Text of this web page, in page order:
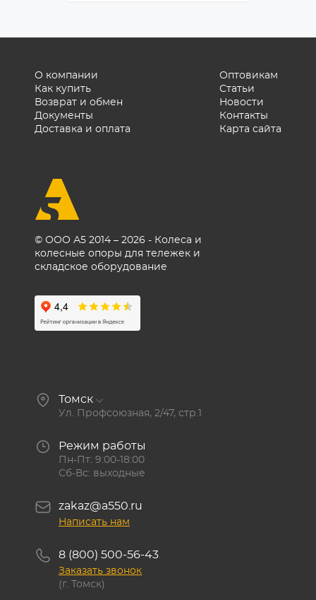
© ООО А5 2014 – 2026 - Колеса и
колесные опоры для тележек и
складское оборудование
О компании
Как купить
Возврат и обмен
Документы
Доставка и оплата
Оптовикам
Статьи
Новости
Контакты
Карта сайта
Томск
Ул. Профсоюзная, 2/47, стр.1
Режим работы
Пн-Пт: 9:00-18:00
Сб-Вс: выходные
zakaz@a550.ru
Написать нам
8 (800) 500-56-43
Заказать звонок
(г. Томск)